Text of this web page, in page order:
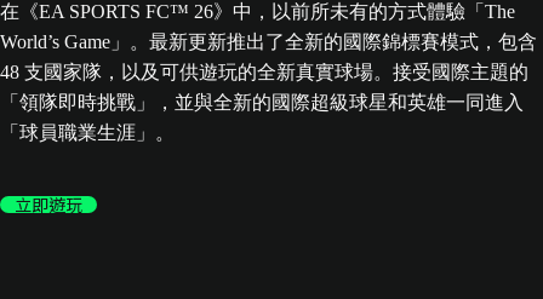
在《EA SPORTS FC™ 26》中，以前所未有的方式體驗「The
World’s Game」。最新更新推出了全新的國際錦標賽模式，包含
48 支國家隊，以及可供遊玩的全新真實球場。接受國際主題的
「領隊即時挑戰」，並與全新的國際超級球星和英雄一同進入
「球員職業生涯」。
立即遊玩